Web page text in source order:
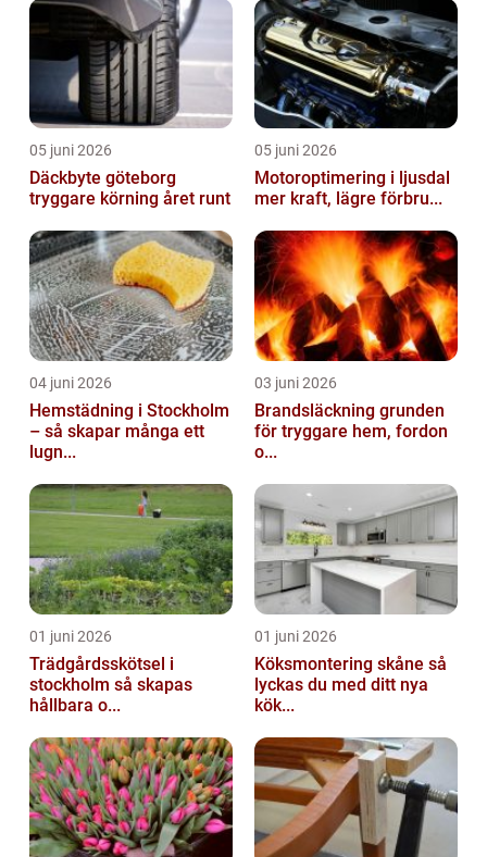
05 juni 2026
Däckbyte göteborg
tryggare körning året runt
05 juni 2026
Motoroptimering i ljusdal
mer kraft, lägre förbru...
04 juni 2026
Hemstädning i Stockholm
– så skapar många ett
lugn...
03 juni 2026
Brandsläckning grunden
för tryggare hem, fordon
o...
01 juni 2026
Trädgårdsskötsel i
stockholm så skapas
hållbara o...
01 juni 2026
Köksmontering skåne så
lyckas du med ditt nya
kök...